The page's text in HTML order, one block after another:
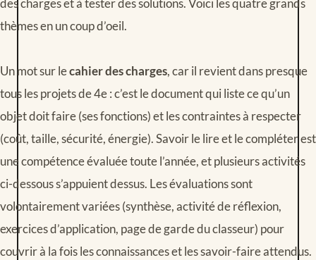
des charges et à tester des solutions. Voici les quatre grands
thèmes en un coup d’oeil.
Un mot sur lecahier des charges, car il revient dans presque
tous les projets de 4e : c’est le document qui liste ce qu’un
objet doit faire (ses fonctions) et les contraintes à respecter
(coût, taille, sécurité, énergie). Savoir le lire et le compléter est
une compétence évaluée toute l’année, et plusieurs activités
ci-dessous s’appuient dessus. Les évaluations sont
volontairement variées (synthèse, activité de réflexion,
exercices d’application, page de garde du classeur) pour
couvrir à la fois les connaissances et les savoir-faire attendus.